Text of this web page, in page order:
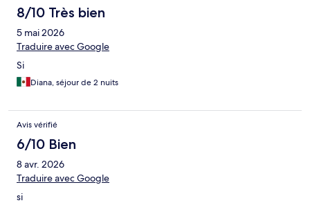
8/10 Très bien
5 mai 2026
Traduire avec Google
Si
Diana, séjour de 2 nuits
Avis vérifié
6/10 Bien
8 avr. 2026
Traduire avec Google
si